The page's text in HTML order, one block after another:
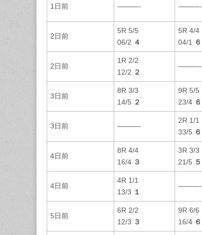
1日前 ———- ———-
2日前
5R 5/5
06/2 ４
5R 4/4
04/1
６
2日前
1R 2/2
12/2 ２
———-
3日前
8R 3/3
14/5 ２
9R 5/5
23/4 ６
3日前 ———-
2R 1/1
33/5 ６
4日前
8R 4/4
16/4 ３
3R 3/3
21/5 ５
4日前
4R 1/1
13/3 １
———-
5日前
6R 2/2
12/3 ３
9R 6/6
16/4 ６